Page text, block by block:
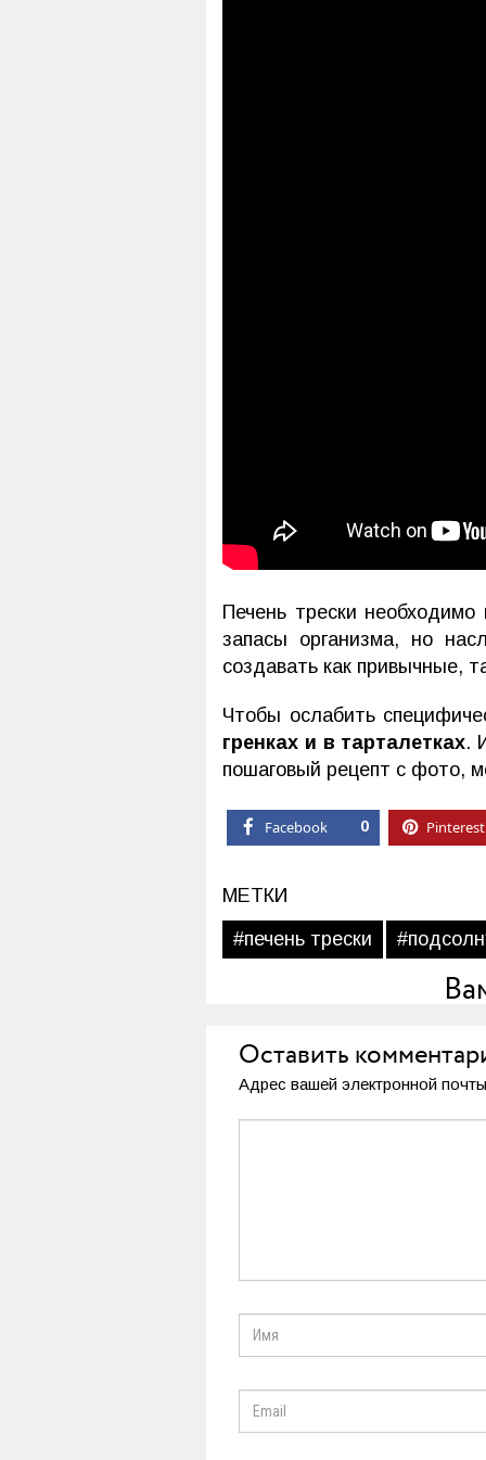
Печень трески
запасы организма, но
создавать как привычные,
Чтобы ослабить
гренках и в тарталетках.
пошаговый рецепт с фото,
Facebook 0 Pinterest
МЕТКИ
#печень трески
Оставить
Адрес вашей электронной